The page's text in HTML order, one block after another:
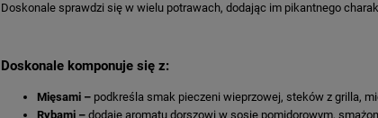
Doskonale sprawdzi się w wielu potrawach, dodając im pikantnego
Doskonale komponuje się z:
Mięsami – podkreśla smak pieczeni wieprzowej, steków z grilla,
Rybami – dodaje aromatu dorszowi w sosie pomidorowym,